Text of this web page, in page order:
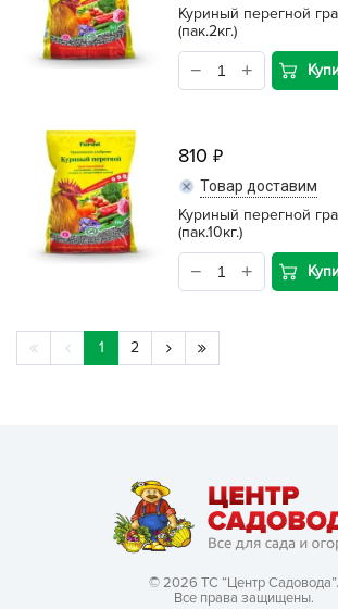
Куриный перегной
(пак.2кг.)
810
Товар доставим
Куриный перегной
(пак.10кг.)
1 2
© 2026 ТС “Центр Садовода”.
Все права защищены.